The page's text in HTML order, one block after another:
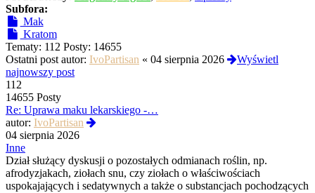
Subfora:
Mak
Kratom
Tematy: 112 Posty: 14655
Ostatni post autor: IvoPartisan « 04 sierpnia 2026
Wyświetl
najnowszy post
112
14655 Posty
Re: Uprawa maku lekarskiego -…
autor: IvoPartisan
04 sierpnia 2026
Inne
Dział służący dyskusji o pozostałych odmianach roślin, np.
afrodyzjakach, ziołach snu, czy ziołach o właściwościach
uspokajających i sedatywnych a także o substancjach pochodzących